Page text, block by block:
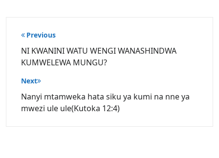
Post
navigation
Previous
NI KWANINI WATU WENGI WANASHINDWA
KUMWELEWA MUNGU?
Next
Nanyi mtamweka hata siku ya kumi na nne ya
mwezi ule ule(Kutoka 12:4)